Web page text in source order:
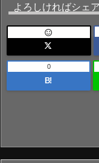
よろしければシェ

B!
0